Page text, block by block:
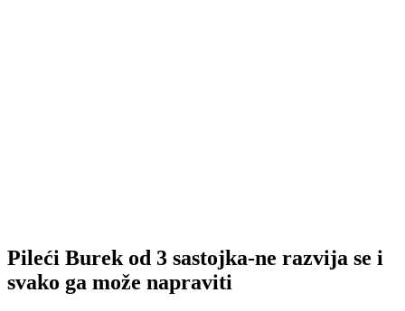
Pileći Burek od 3 sastojka-ne razvija se i
svako ga može napraviti